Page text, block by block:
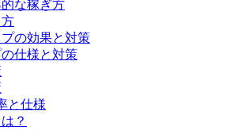
な稼ぎ方
の効果と対策
の仕様と対策
と仕様
？